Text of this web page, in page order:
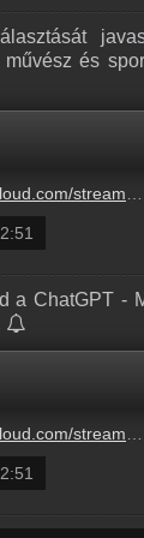
és
koztarsasagi-elnoknek-tizenhat-tudos-muvesz-es-sportolo-2.mp3
a ChatGPT -
epit-rolad-a-chatgpt-megneztuk-mit-tud-rolunk-az-ai-3.mp3